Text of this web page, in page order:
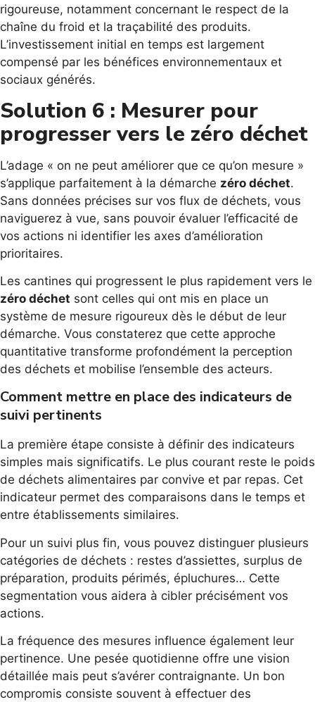
rigoureuse, notamment concernant le respect de la
chaîne du froid et la traçabilité des produits.
L’investissement initial en temps est largement
compensé par les bénéfices environnementaux et
sociaux générés.
Solution 6 : Mesurer pour
progresser vers le zéro déchet
L’adage « on ne peut améliorer que ce qu’on mesure »
s’applique parfaitement à la démarche zéro déchet.
Sans données précises sur vos flux de déchets, vous
naviguerez à vue, sans pouvoir évaluer l’efficacité de
vos actions ni identifier les axes d’amélioration
prioritaires.
Les cantines qui progressent le plus rapidement vers le
zéro déchet sont celles qui ont mis en place un
système de mesure rigoureux dès le début de leur
démarche. Vous constaterez que cette approche
quantitative transforme profondément la perception
des déchets et mobilise l’ensemble des acteurs.
Comment mettre en place des indicateurs de
suivi pertinents
La première étape consiste à définir des indicateurs
simples mais significatifs. Le plus courant reste le poids
de déchets alimentaires par convive et par repas. Cet
indicateur permet des comparaisons dans le temps et
entre établissements similaires.
Pour un suivi plus fin, vous pouvez distinguer plusieurs
catégories de déchets : restes d’assiettes, surplus de
préparation, produits périmés, épluchures… Cette
segmentation vous aidera à cibler précisément vos
actions.
La fréquence des mesures influence également leur
pertinence. Une pesée quotidienne offre une vision
détaillée mais peut s’avérer contraignante. Un bon
compromis consiste souvent à effectuer des